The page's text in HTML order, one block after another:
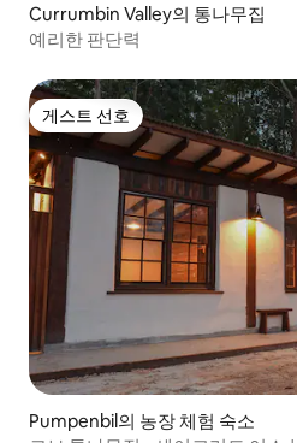
Currumbin Valley의 통나무집
예리한 판단력
게스트 선호
게스트 선호
Pumpenbil의 농장 체험 숙소